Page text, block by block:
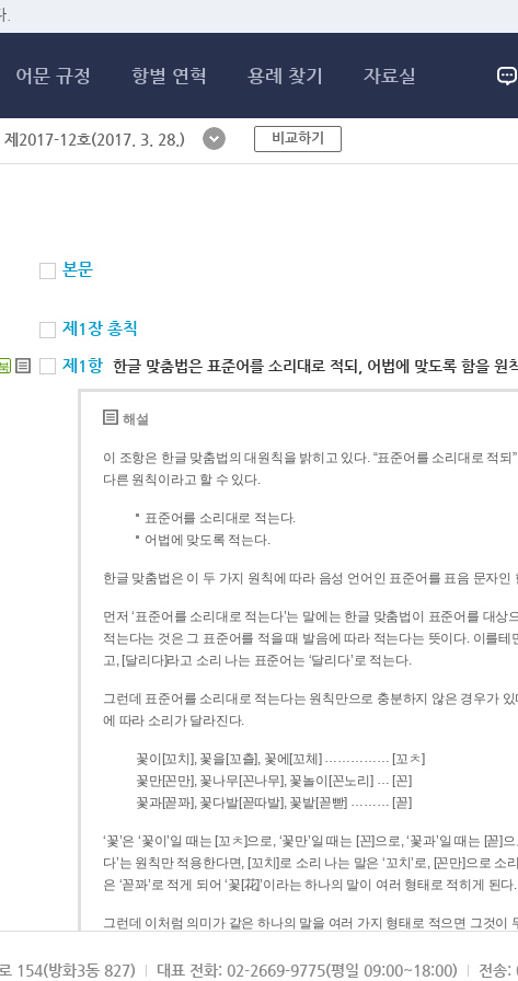
.
어문 규정 항별 연혁 용례 찾기 자료실
제2017-12호(2017. 3. 28.) 비교하기
본문
제1장 총칙
제1항 한글 맞춤법은 표준어를 소리대로 적되, 어법에 맞도록 함을 원
해설
이 조항은 한글 맞춤법의 대원칙을 밝히고 있다. “표준어를 소리대로 적되
다른 원칙이라고 할 수 있다.
표준어를 소리대로 적는다.
어법에 맞도록 적는다.
한글 맞춤법은 이 두 가지 원칙에 따라 음성 언어인 표준어를 표음 문자
먼저 ‘표준어를 소리대로 적는다’는 말에는 한글 맞춤법이 표준어를 대상
적는다는 것은 그 표준어를 적을 때 발음에 따라 적는다는 뜻이다. 이를테면 [나무]라고 소리 나는 표준어는 ‘나무’로 적
고, [달리다]라고 소리 나는 표준어는 ‘달리다’로 적는다.
그런데 표준어를 소리대로 적는다는 원칙만으로 충분하지 않은 경우가 있
에 따라 소리가 달라진다.
꽃이[꼬치], 꽃을[꼬츨], 꽃에[꼬체] …………… [꼬ㅊ]
꽃만[꼰만], 꽃나무[꼰나무], 꽃놀이[꼰노리] … [꼰]
꽃과[꼳꽈], 꽃다발[꼳따발], 꽃밭[꼳빧] ……… [꼳]
‘꽃’은 ‘꽃이’일 때는 [꼬ㅊ]으로, ‘꽃만’일 때는 [꼰]으로, ‘꽃과’일 때는 [꼳
다’는 원칙만 적용한다면, [꼬치]로 소리 나는 말은 ‘꼬치’로, [꼰만]으로 소리 나는 말은 ‘꼰만’으로, [꼳꽈]로 소리 나는 말
은 ‘꼳꽈’로 적게 되어 ‘꽃[花]’이라는 하나의 말이 여러 형태로 적히게 된다.
그런데 이처럼 의미가 같은 하나의 말을 여러 가지 형태로 적으면 그것이
되게 적는 것이 의미를 파악하는 데 효과적이다.
154(방화3동 827) 대표 전화: 02-2669-9775(평일 09:00~18:00) 전송: